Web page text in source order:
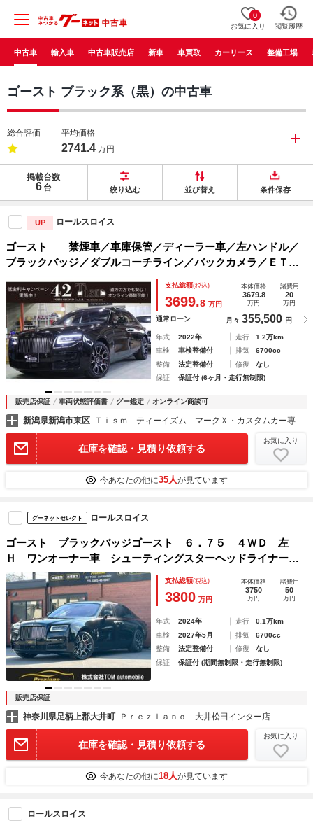
0
お気に入り 閲覧履歴
中古車 輸入車 中古車販売店 新車 車買取 カーリース 整備工場
ゴースト ブラック系（黒）の中古車
総合評価 平均価格
2741.4 万円
掲載台数
6 台 絞り込む 並び替え 条件保存
UP ロールスロイス
ゴースト 禁煙車／車庫保管／ディーラー車／左ハンドル／
ブラックバッジ／ダブルコーチライン／バックカメラ／ＥＴＣ
／紫内装／スターライトヘッドライナー／プラナーサスペンシ
ョン
支払総額(税込)
3699.8 万円
本体価格
3679.8
万円
諸費用
20
万円
通常ローン 月々 355,500 円
年式 2022年 走行
1.2万km
車検
車検整備付 排気
6700cc
整備
法定整備付 修復
なし
保証
保証付 (6ヶ月・走行無制限)
販売店保証 車両状態評価書 グー鑑定 オンライン商談可
新潟県新潟市東区 Ｔｉｓｍ ティーイズム マークＸ・カスタムカー専門店 株式会社ＦＯＲＴＹ ＳＥＣＯＮＤ
在庫を確認・見積り依頼する
お気に入り
今あなたの他に35人が見ています
グーネットセレクト ロールスロイス
ゴースト ブラックバッジゴースト ６．７５ ４ＷＤ 左
Ｈ ワンオーナー車 シューティングスターヘッドライナー
ビスポークインテリア リヤシアターコンフィグレーション
アップリットＳｏＥ コントラストシートパイピング カラー
ドパーフォレーション
支払総額(税込)
3800 万円
本体価格
3750
万円
諸費用
50
万円
年式 2024年 走行
0.1万km
車検
2027年5月 排気
6700cc
整備
法定整備付 修復
なし
保証
保証付 (期間無制限・走行無制限)
販売店保証
神奈川県足柄上郡大井町 Ｐｒｅｚｉａｎｏ 大井松田インター店
在庫を確認・見積り依頼する
お気に入り
今あなたの他に18人が見ています
ロールスロイス